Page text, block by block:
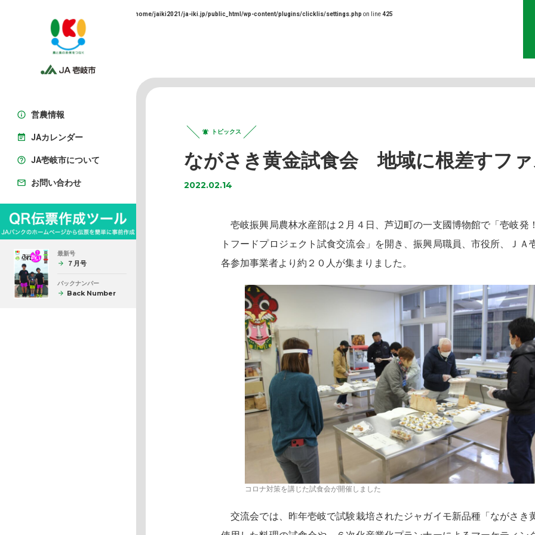
/home/jaiki2021/ja-iki.jp/public_html/wp-content/plugins/clicklis/settings.php on line425
営農情報
JAカレンダー
JA壱岐市について
お問い合わせ
最新号
７月号
バックナンバー
Back Number
トピックス
ながさき黄金試食会 地域に根差すフ
2022.02.14
壱岐振興局農林水産部は２月４日、芦辺町の一支國博物館で「壱岐発
トフードプロジェクト試食交流会」を開き、振興局職員、市役所、ＪＡ
各参加事業者より約２０人が集まりました。
コロナ対策を講じた試食会が開催しました
交流会では、昨年壱岐で試験栽培されたジャガイモ新品種「ながさき